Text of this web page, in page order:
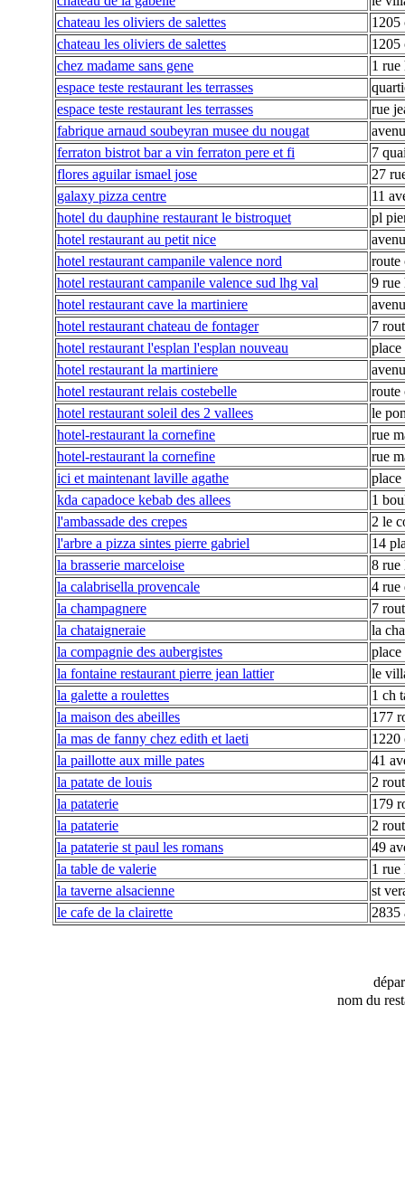
chateau les oliviers de salettes
1205
chateau les oliviers de salettes
1205
chez madame sans gene
1 rue
espace teste restaurant les terrasses
espace teste restaurant les terrasses
rue
fabrique arnaud soubeyran musee du nougat
ferraton bistrot bar a vin ferraton pere et fi
7
flores aguilar ismael jose
27
galaxy pizza centre
11
hotel du dauphine restaurant le bistroquet
pl
hotel restaurant au petit nice
hotel restaurant campanile valence nord
route
hotel restaurant campanile valence sud lhg val
9 rue
hotel restaurant cave la martiniere
hotel restaurant chateau de fontager
7
hotel restaurant l'esplan l'esplan nouveau
place
hotel restaurant la martiniere
hotel restaurant relais costebelle
route
hotel restaurant soleil des 2 vallees
le
hotel-restaurant la cornefine
rue
hotel-restaurant la cornefine
rue
ici et maintenant laville agathe
kda capadoce kebab des allees
1
l'ambassade des crepes
2 le
l'arbre a pizza sintes pierre gabriel
14
la brasserie marceloise
8 rue
la calabrisella provencale
4 rue
la champagnere
7
la chataigneraie
la
la compagnie des aubergistes
la fontaine restaurant pierre jean lattier
le
la galette a roulettes
1 ch
la maison des abeilles
177
la mas de fanny chez edith et laeti
1220
la paillotte aux mille pates
41
la patate de louis
2
la pataterie
179
la pataterie
2
la pataterie st paul les romans
49
la table de valerie
1 rue
la taverne alsacienne
st
le cafe de la clairette
2835
nom du